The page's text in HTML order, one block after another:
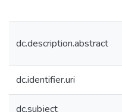
dc.description.abstract
dc.identifier.uri
dc.subject